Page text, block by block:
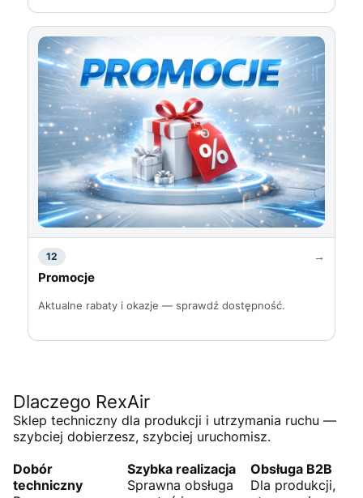
12 →
Promocje
Aktualne rabaty i okazje — sprawdź dostępność.
Dlaczego RexAir
Sklep techniczny dla produkcji i utrzymania ruchu —
szybciej dobierzesz, szybciej uruchomisz.
Dobór
techniczny
Szybka realizacja
Sprawna obsługa
Obsługa B2B
Dla produkcji,